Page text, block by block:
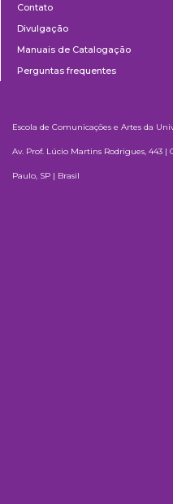
Contato
Divulgação
Manuais de Catalogação
Perguntas frequentes
Escola de Comunicações e Artes da
Av. Prof. Lúcio Martins Rodrigues, 443 |
Paulo, SP | Brasil